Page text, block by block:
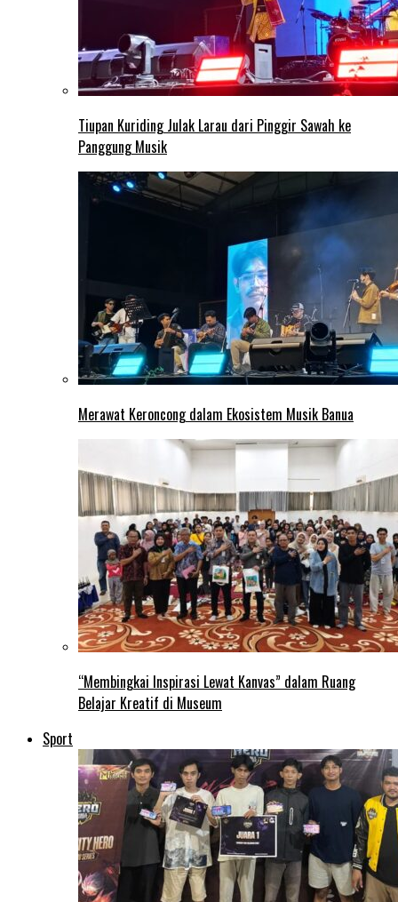
Tiupan Kuriding Julak Larau dari Pinggir Sawah ke
Panggung Musik
Merawat Keroncong dalam Ekosistem Musik Banua
“Membingkai Inspirasi Lewat Kanvas” dalam Ruang
Belajar Kreatif di Museum
Sport